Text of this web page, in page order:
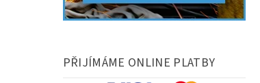
PŘIJÍMÁME ONLINE PLATBY